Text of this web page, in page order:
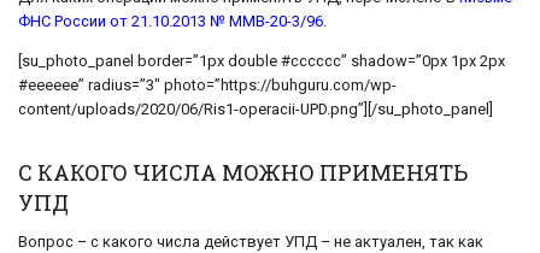
ФНС России от 21.10.2013 № ММВ-20-3/96.
[su_photo_panel border=”1px double #cccccc” shadow=”0px 1px 2px
#eeeeee” radius=”3″ photo=”https://buhguru.com/wp-
content/uploads/2020/06/Ris1-operacii-UPD.png”][/su_photo_panel]
С КАКОГО ЧИСЛА МОЖНО ПРИМЕНЯТЬ
УПД
Вопрос – с какого числа действует УПД – не актуален, так как